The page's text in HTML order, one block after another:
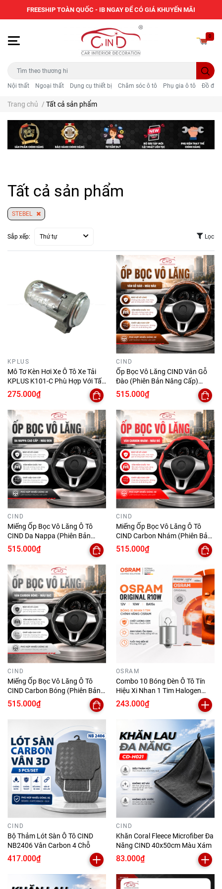
Nội thất Ngoại thất Dụng cụ thiết bị Chăm sóc ô tô Phụ gia ô tô Đồ
0
Trang chủ / Tất cả sản phẩm
Tất cả sản phẩm
STEBEL
Sắp xếp: Thứ tự Lọc
KPLUS
Mô Tơ Kèn Hơi Xe Ô Tô Xe Tải
KPLUS K101-C Phù Hợp Với Tất
Cả Những Dòng Xe
275.000₫
CIND
Ốp Bọc Vô Lăng CIND Vân Gỗ
Đào (Phiên Bản Nâng Cấp)
Sang Trọng Đẳng Cấp Mỏng
Nhẹ Chống Trượt Phù Hợp
Nhiều Dòng Xe
515.000₫
CIND
Miếng Ốp Bọc Vô Lăng Ô Tô
CIND Da Nappa (Phiên Bản
Nâng Cấp) Mềm Mại Êm Ái
Mỏng Nhẹ Chống Trượt Phù
Hợp Nhiều Dòng Xe
515.000₫
CIND
Miếng Ốp Bọc Vô Lăng Ô Tô
CIND Carbon Nhám (Phiên Bản
Nâng Cấp) Bám Tay Ma Sát Tốt
Mỏng Nhẹ Chống Trượt Phù
515.000₫
CIND
Miếng Ốp Bọc Vô Lăng Ô Tô
CIND Carbon Bóng (Phiên Bản
Nâng Cấp) Gợn Sóng Mỏng Nhẹ
Chống Trơn Trượt Phù Hợp
515.000₫
OSRAM
Combo 10 Bóng Đèn Ô Tô Tín
Hiệu Xi Nhan 1 Tim Halogen
OSRAM Original Dùng Cho
Nhiều Dòng Xe Hơi Chân R10W
5008 12V 10W (Chân Thẳng)
243.000₫
CIND
Bộ Thảm Lót Sàn Ô Tô CIND
NB2406 Vân Carbon 4 Chỗ
417.000₫
CIND
Khăn Coral Fleece Microfiber Đa
Năng CIND 40x50cm Màu Xám
83.000₫
FREESHIP TOÀN QUỐC - IB NGAY ĐỂ CÓ GIÁ KHUYẾN MÃI